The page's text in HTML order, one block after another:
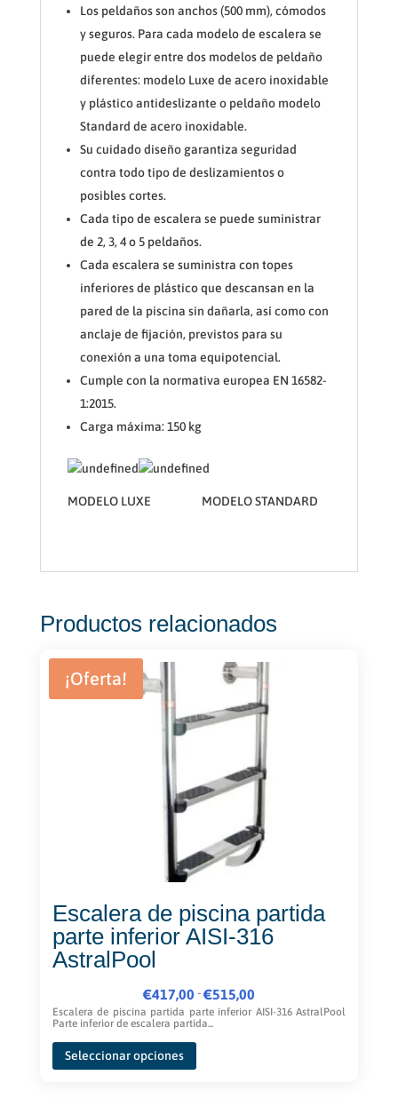
Los peldaños son anchos (500 mm), cómodos
y seguros. Para cada modelo de escalera se
puede elegir entre dos modelos de peldaño
diferentes: modelo Luxe de acero inoxidable
y plástico antideslizante o peldaño modelo
Standard de acero inoxidable.
Su cuidado diseño garantiza seguridad
contra todo tipo de deslizamientos o
posibles cortes.
Cada tipo de escalera se puede suministrar
de 2, 3, 4 o 5 peldaños.
Cada escalera se suministra con topes
inferiores de plástico que descansan en la
pared de la piscina sin dañarla, así como con
anclaje de fijación, previstos para su
conexión a una toma equipotencial.
Cumple con la normativa europea EN 16582-
1:2015.
Carga máxima: 150 kg
MODELO LUXE MODELO STANDARD
Productos relacionados
¡Oferta!
Escalera de piscina partida
parte inferior AISI-316
AstralPool
€417,00 -€515,00
Rango
de
Escalera de piscina partida parte inferior AISI-316 AstralPool
Parte inferior de escalera partida...
Seleccionar opciones